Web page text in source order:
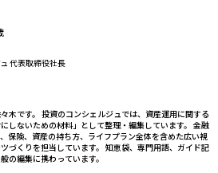
代表取締役社長
木です。 投資のコンシェルジュでは、資産運用に関する
しないための材料」として整理・編集しています。 金融
保険、資産の持ち方、ライフプラン全体を含めた広い視
づくりを担当しています。 知恵袋、専門用語、ガイド記
の編集に携わっています。